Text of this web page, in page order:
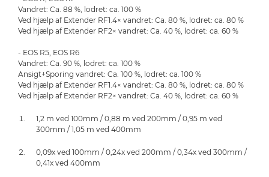
Vandret: Ca. 88 %, lodret: ca. 100 %
Ved hjælp af Extender RF1.4× vandret: Ca. 80 %, lodret: ca. 80 %
Ved hjælp af Extender RF2× vandret: Ca. 40 %, lodret: ca. 60 %
- EOS R5, EOS R6
Vandret: Ca. 90 %, lodret: ca. 100 %
Ansigt+Sporing vandret: Ca. 100 %, lodret: ca. 100 %
Ved hjælp af Extender RF1.4× vandret: Ca. 80 %, lodret: ca. 80 %
Ved hjælp af Extender RF2× vandret: Ca. 40 %, lodret: ca. 60 %
1,2 m ved 100mm / 0,88 m ved 200mm / 0,95 m ved
300mm / 1,05 m ved 400mm
0,09x ved 100mm / 0,24x ved 200mm / 0,34x ved 300mm /
0,41x ved 400mm